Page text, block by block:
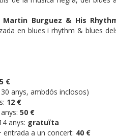
Martin Burguez & His
en blues i rhythm & blues
€
anys, ambdós inclosos)
12 €
50 €
anys: gratuïta
a un concert: 40 €